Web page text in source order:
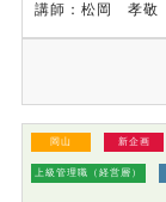
講師：松岡 孝敬
岡山 新企画
上級管理職（経営層）